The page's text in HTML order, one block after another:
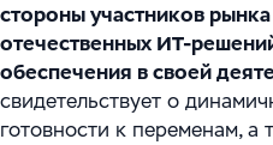
Программное
автоматизированного и
оборудования
стороны участников
отечественных ИТ-
обеспечения в своей
свидетельствует о
готовности к переменам, а